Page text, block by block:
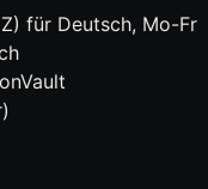
für Deutsch, Mo-Fr